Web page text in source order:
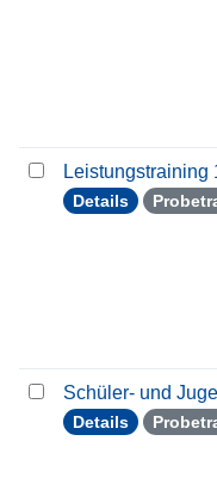
Leistungstraining
Details
Schüler- und
Details